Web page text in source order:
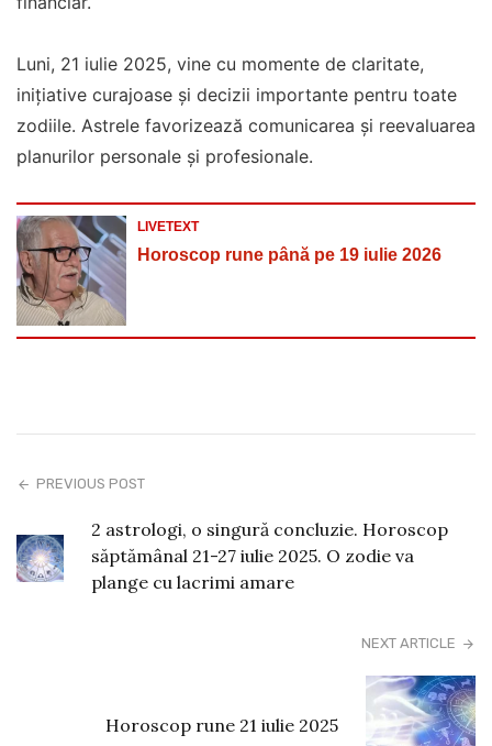
Luni, 21 iulie 2025, vine cu momente de claritate,
inițiative curajoase și decizii importante pentru toate
zodiile. Astrele favorizează comunicarea și reevaluarea
planurilor personale și profesionale.
LIVETEXT
Horoscop rune până pe 19 iulie 2026
PREVIOUS POST
2 astrologi, o singură concluzie. Horoscop
săptămânal 21-27 iulie 2025. O zodie va
plange cu lacrimi amare
NEXT ARTICLE
Horoscop rune 21 iulie 2025